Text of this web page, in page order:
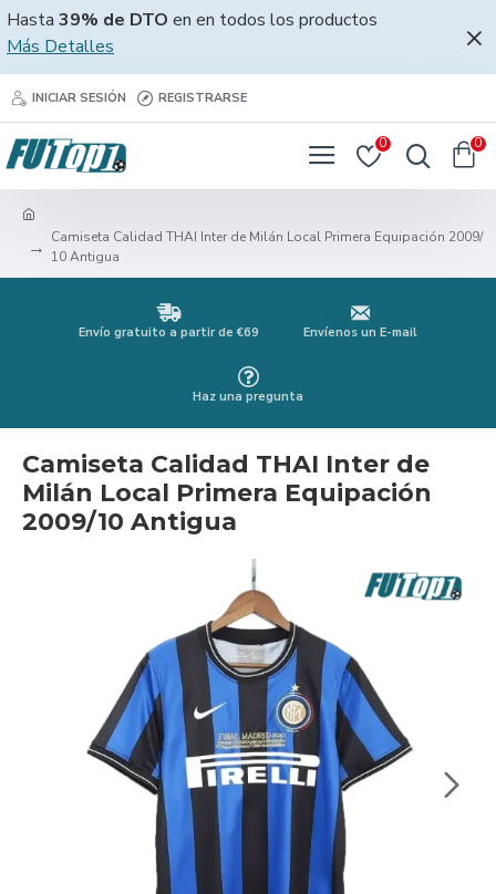
Hasta 39% de DTO en en todos los productos
Más Detalles
INICIAR SESIÓN REGISTRARSE
0 0
Camiseta Calidad THAI Inter de Milán Local Primera Equipación 2009/
10 Antigua
Envío gratuito a partir de €69 Envíenos un E-mail
Haz una pregunta
Camiseta Calidad THAI Inter de
Milán Local Primera Equipación
2009/10 Antigua